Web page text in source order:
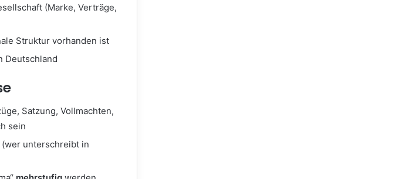
(Marke, Verträge,
Struktur vorhanden ist
Deutschland
Satzung, Vollmachten,
sein
unterschreibt in